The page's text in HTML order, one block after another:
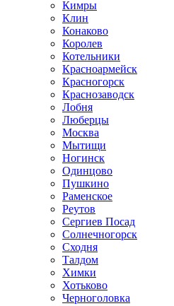
Кимры
Клин
Конаково
Королев
Котельники
Красноармейск
Красногорск
Краснозаводск
Лобня
Люберцы
Москва
Мытищи
Ногинск
Одинцово
Пушкино
Раменское
Реутов
Сергиев Посад
Солнечногорск
Сходня
Талдом
Химки
Хотьково
Черноголовка